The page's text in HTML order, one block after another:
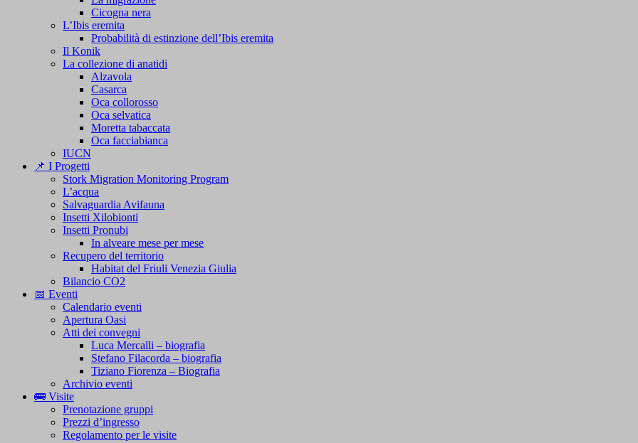
Cicogna nera
L’Ibis eremita
Probabilità di estinzione dell’Ibis eremita
Il Konik
La collezione di anatidi
Alzavola
Casarca
Oca collorosso
Oca selvatica
Moretta tabaccata
Oca facciabianca
IUCN
📌 I Progetti
Stork Migration Monitoring Program
L’acqua
Salvaguardia Avifauna
Insetti Xilobionti
Insetti Pronubi
In alveare mese per mese
Recupero del territorio
Habitat del Friuli Venezia Giulia
Bilancio CO2
📅 Eventi
Calendario eventi
Apertura Oasi
Atti dei convegni
Luca Mercalli – biografia
Stefano Filacorda – biografia
Tiziano Fiorenza – Biografia
Archivio eventi
🚌 Visite
Prenotazione gruppi
Prezzi d’ingresso
Regolamento per le visite